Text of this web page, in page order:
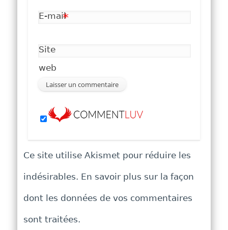
E-mail*
Site
web
Ce site utilise Akismet pour réduire les
indésirables. En savoir plus sur la façon
dont les données de vos commentaires
sont traitées.